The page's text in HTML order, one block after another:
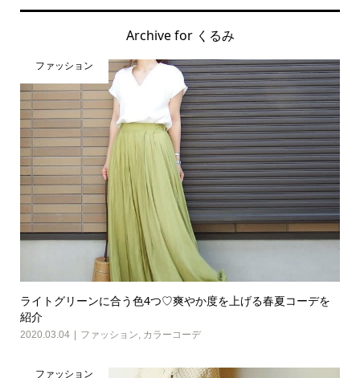
Archive for くるみ
ファッション
ライトグリーンに合う色4つ♡爽やか度を上げる春夏コーデを
紹介
2020.03.04 ファッション カラーコーデ
ファッション